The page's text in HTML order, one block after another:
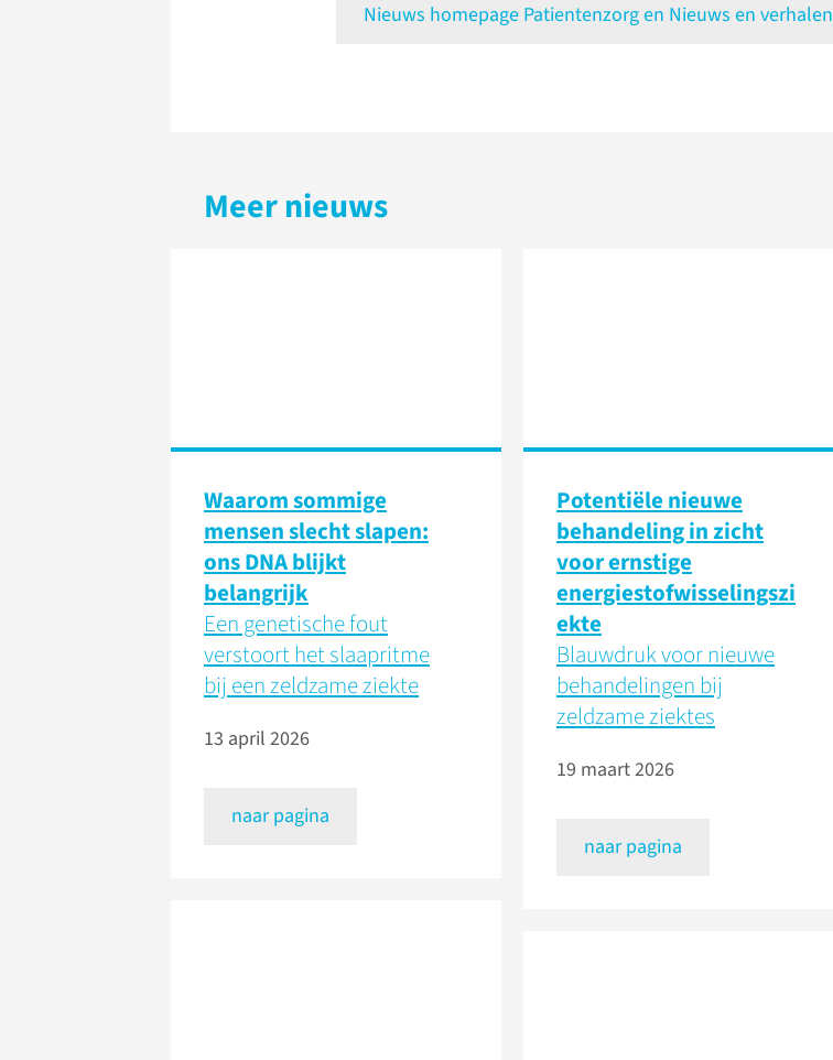
Nieuws homepage Patientenzorg en Nieuws en verhalen
Meer nieuws
Waarom sommige
mensen slecht slapen:
ons DNA blijkt
belangrijk
Een genetische fout
verstoort het slaapritme
bij een zeldzame ziekte
13 april 2026
naar pagina
Potentiële nieuwe
behandeling in zicht
voor ernstige
energiestofwisselingszi
ekte
Blauwdruk voor nieuwe
behandelingen bij
zeldzame ziektes
19 maart 2026
naar pagina